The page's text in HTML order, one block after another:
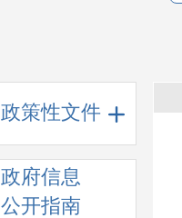
政策性文件
政府信息
公开指南